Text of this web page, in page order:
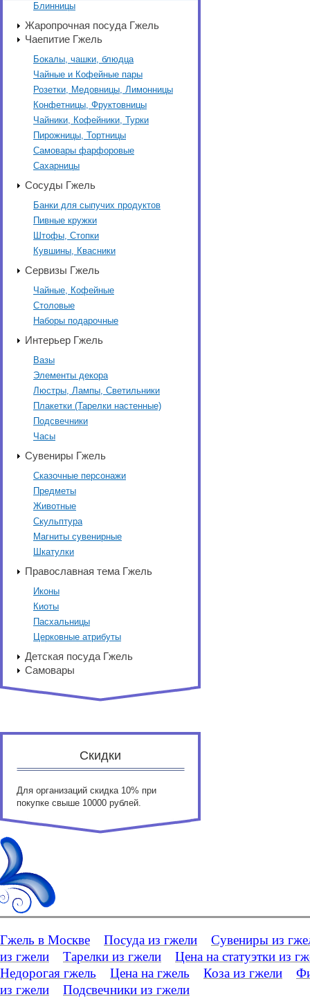
Блинницы
Жаропрочная посуда Гжель
Чаепитие Гжель
Бокалы, чашки, блюдца
Чайные и Кофейные пары
Розетки, Медовницы, Лимонницы
Конфетницы, Фруктовницы
Чайники, Кофейники, Турки
Пирожницы, Тортницы
Самовары фарфоровые
Сахарницы
Сосуды Гжель
Банки для сыпучих продуктов
Пивные кружки
Штофы, Стопки
Кувшины, Квасники
Сервизы Гжель
Чайные, Кофейные
Столовые
Наборы подарочные
Интерьер Гжель
Вазы
Элементы декора
Люстры, Лампы, Светильники
Плакетки (Тарелки настенные)
Подсвечники
Часы
Сувениры Гжель
Сказочные персонажи
Предметы
Животные
Скульптура
Магниты сувенирные
Шкатулки
Православная тема Гжель
Иконы
Киоты
Пасхальницы
Церковные атрибуты
Детская посуда Гжель
Самовары
Скидки
Для организаций скидка 10% при
покупке свыше 10000 рублей.
Гжель в Москве Посуда из гжели
Сувениры из
из гжели
Тарелки из гжели
Цена на статуэтки из
Недорогая гжель
Цена на гжель Коза из гжели
из гжели
Подсвечники из гжели